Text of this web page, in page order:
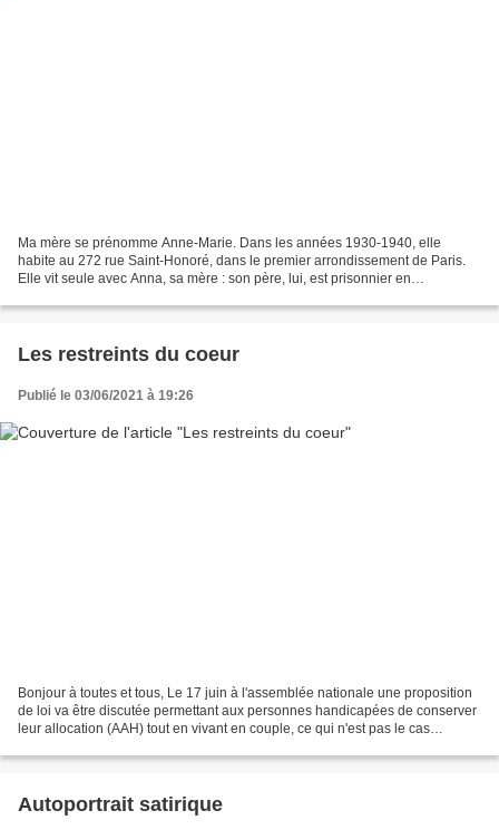
Ma mère se prénomme Anne-Marie. Dans les années 1930-1940, elle
habite au 272 rue Saint-Honoré, dans le premier arrondissement de Paris.
Elle vit seule avec Anna, sa mère : son père, lui, est prisonnier en
Les restreints du coeur
Publié le 03/06/2021 à 19:26
Bonjour à toutes et tous, Le 17 juin à l'assemblée nationale une proposition
de loi va être discutée permettant aux personnes handicapées de conserver
leur allocation (AAH) tout en vivant en couple, ce qui n'est pas le cas
Autoportrait satirique